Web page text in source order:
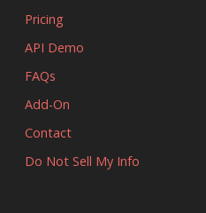
Pricing
API Demo
FAQs
Add-On
Contact
Do Not Sell My Info